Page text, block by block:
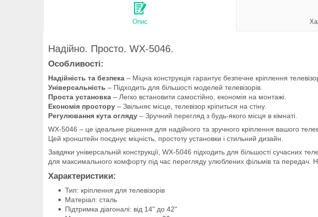
Опис
Надійно. Просто. WX-5046.
Особливості:
Надійність та безпека – Міцна конструкція гарантує безпечне кріплення
Універсальність – Підходить для більшості моделей телевізорів.
Проста установка – Легко встановити самостійно, економія на монтажі.
Економія простору – Звільняє місце, телевізор кріпиться на стіну.
Регулювання кута огляду – Зручний перегляд з будь-якого місця в кімнаті.
WX-5046 – це ідеальне рішення для надійного та зручного кріплення вашого
Цей кронштейн поєднує міцність, простоту установки і стильний дизайн.
Завдяки універсальній конструкції, WX-5046 підходить для більшості сучасних
для максимального комфорту під час перегляду улюблених фільмів та передач.
Характеристики:
Тип: кріплення для телевізорів
Матеріал: сталь
Підтримка діагоналі: від 14" до 42"